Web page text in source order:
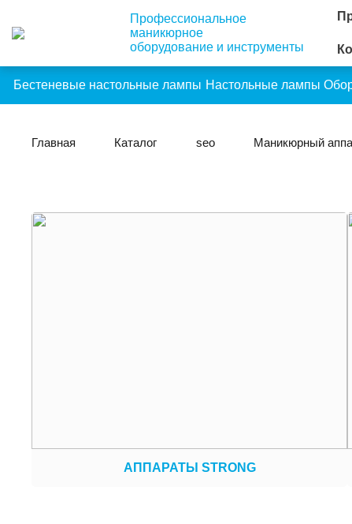
Профессиональное
маникюрное
оборудование и инструменты
Бестеневые настольные лампы Настольные лампы
Главная Каталог seo Маникюрный
АППАРАТЫ STRONG